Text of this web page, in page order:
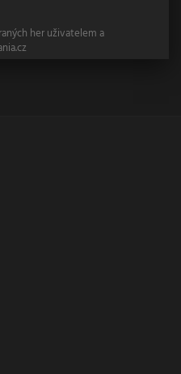
her uživatelem a